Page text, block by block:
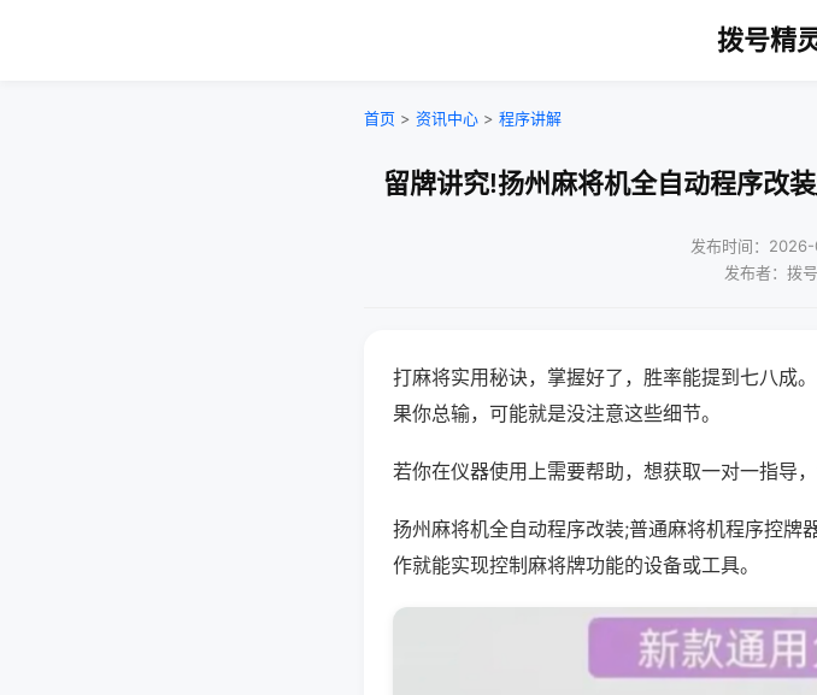
拨号精
首页 > 资讯中心 > 程序讲解
留牌讲究!扬州麻将机全自动程序改
发布时间：
发布者：拨
打麻将实用秘诀，掌握好了，胜率能提到七八成
果你总输，可能就是没注意这些细节。
若你在仪器使用上需要帮助，想获取一对一指导
扬州麻将机全自动程序改装;普通麻将机程序控牌
作就能实现控制麻将牌功能的设备或工具。